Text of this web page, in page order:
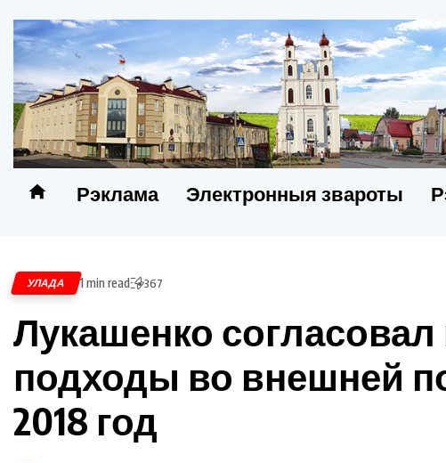
Рэклама Электронныя звароты
УЛАДА 1 min read 367
Лукашенко
подходы во внешней
2018 год